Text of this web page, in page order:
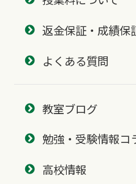
返金保証・成績保
よくある質問
教室ブログ
勉強・受験情報コ
高校情報